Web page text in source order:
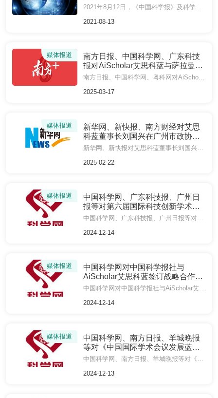
2021年8月12日，《中国科学报》及科学网以长篇纪实《艾思科蓝：创新学术交流模式 构建科研生态平台》对艾思科蓝创业发展历程进行专题报道。
2021-08-13
媒体报道
南方日报、中国科学网、广东科技
报对AiScholar艾思科蓝与萨拉曼卡
大学签订战略合作协议进行报道
南方日报、中国科学网、粤科网对AiScholar艾思科蓝与萨拉曼卡大学签订战略合作协议进行报道
2025-03-17
媒体报道
新华网、新快报、南方财经对艾思
科蓝董事长刘国兴在广州市政协十
四届四次会议建言进行报道
新华网、新快报对艾思科蓝董事长刘国兴在广州市政协十四届四次会议发言进行报道
2025-02-22
媒体报道
中国科学网、广东科技报、广州日
报等对第六届国际科技创新学术交
流大会在广州举办进行报道
中国科学网、广东科技报、广州日报等对第六届国际科技创新学术交流大会在广州举办进行报道
2024-12-14
媒体报道
中国科学网对中国科学报社与
AiScholar艾思科蓝签订战略合作协
议进行报道
中国科学网对中国科学报社与AiScholar艾思科蓝签订战略合作协议进行报道
2024-12-14
媒体报道
中国科学网、南方日报、羊城晚报
等对《中国国际学术会议发展蓝皮
书 2024》发布进行报道
2024-12-13